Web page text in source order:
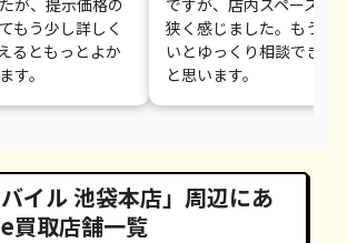
もう少し詳しく
るともっとよか
す。
狭く感じました。もう少
いとゆっくり相談できて
と思います。
バイル 池袋本店」周辺にあ
買取店舗一覧